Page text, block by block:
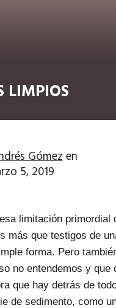
LIMPIOS
Gómezen
5, 2019
limitación primordial
más que testigos de
forma. Pero
no entendemos y
que hay detrás de
de sedimento, como